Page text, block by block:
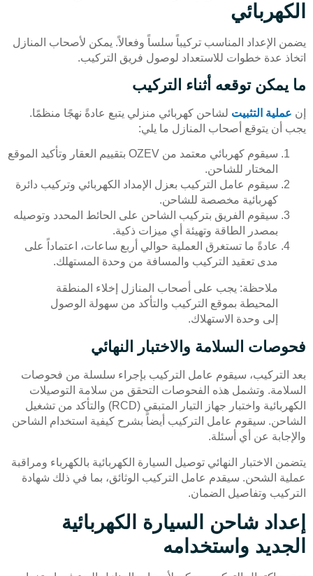
الكهربائي
يضمن الإعداد المناسب تركيباً سلساً وفعالاً. يمكن لأصحاب المنازل
اتخاذ عدة خطوات للاستعداد لوصول فريق التركيب.
ما يمكن توقعه أثناء التركيب
إن عملية التثبيت لشاحن كهربائي منزلي يتبع عادةً نهجًا منظمًا.
يجب أن يتوقع أصحاب المنازل ما يلي:
سيقوم كهربائي معتمد من OZEV بتقييم العقار وتأكيد الموقع
المختار للشاحن.
سيقوم عامل التركيب بعزل الإمداد الكهربائي وتركيب دائرة
كهربائية مخصصة للشاحن.
سيقوم الفريق بتركيب الشاحن على الحائط المحدد وتوصيله
بمصدر الطاقة وتهيئة أي ميزات ذكية.
عادةً ما تستغرق العملية حوالي أربع ساعات، اعتماداً على
مدى تعقيد التركيب والمسافة من وحدة المستهلك.
ملاحظة: يجب على أصحاب المنازل إخلاء المنطقة
المحيطة بموقع التركيب والتأكد من سهولة الوصول
إلى وحدة الاستهلاك.
فحوصات السلامة والاختبار النهائي
بعد التركيب، سيقوم عامل التركيب بإجراء سلسلة من فحوصات
السلامة. وتشمل هذه الفحوصات التحقق من سلامة التوصيلات
الكهربائية واختبار جهاز التيار المتبقي (RCD) والتأكد من تشغيل
الشاحن. سيقوم عامل التركيب أيضاً بشرح كيفية استخدام الشاحن
والإجابة عن أي أسئلة.
يتضمن الاختبار النهائي توصيل السيارة الكهربائية بالكهرباء ومراقبة
عملية الشحن. سيقدم عامل التركيب الوثائق، بما في ذلك شهادة
التركيب وتفاصيل الضمان.
إعداد شاحن السيارة الكهربائية
الجديد واستخدامه